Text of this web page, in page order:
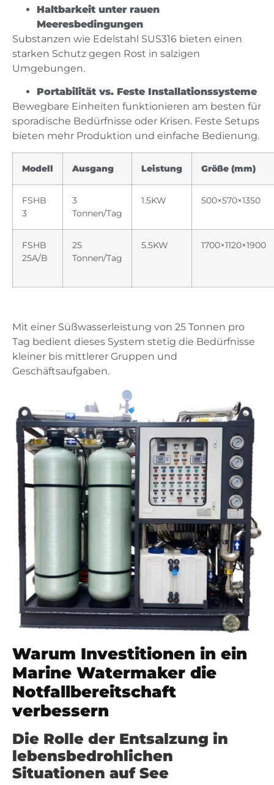
Haltbarkeit unter rauen
Meeresbedingungen
Substanzen wie Edelstahl SUS316 bieten einen
starken Schutz gegen Rost in salzigen
Umgebungen.
Portabilität vs. Feste Installationssysteme
Bewegbare Einheiten funktionieren am besten für
sporadische Bedürfnisse oder Krisen. Feste Setups
bieten mehr Produktion und einfache Bedienung.
Modell Ausgang Leistung Größe (mm)
FSHB
3
3
Tonnen/Tag
1.5KW 500×570×1350
FSHB
25A/B
25
Tonnen/Tag
5.5KW 1700×1120×1900
Mit einer Süßwasserleistung von 25 Tonnen pro
Tag bedient dieses System stetig die Bedürfnisse
kleiner bis mittlerer Gruppen und
Geschäftsaufgaben.
Warum Investitionen in ein
Marine Watermaker die
Notfallbereitschaft
verbessern
Die Rolle der Entsalzung in
lebensbedrohlichen
Situationen auf See